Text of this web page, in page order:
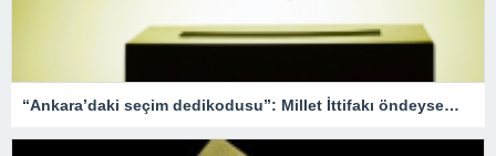
“Ankara’daki seçim dedikodusu”: Millet İttifakı öndeyse…